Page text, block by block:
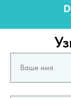
Ваше имя